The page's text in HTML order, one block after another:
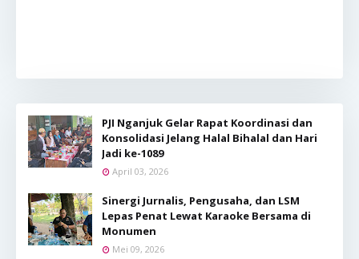
PJI Nganjuk Gelar Rapat Koordinasi dan
Konsolidasi Jelang Halal Bihalal dan Hari
Jadi ke-1089
April 03, 2026
Sinergi Jurnalis, Pengusaha, dan LSM
Lepas Penat Lewat Karaoke Bersama di
Monumen
Mei 09, 2026